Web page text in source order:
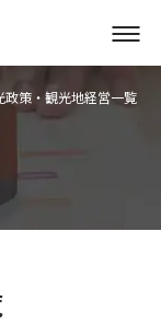
メ
ニ
ュ
ー
政策・観光地経営一覧